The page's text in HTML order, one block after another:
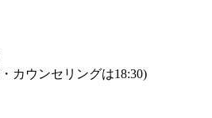
カウンセリングは18:30)